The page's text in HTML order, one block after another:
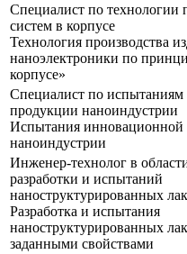
Специалист по технологии
систем в корпусе
Технология производства
наноэлектроники по
корпусе»
Специалист по
продукции наноиндустрии
Испытания инновационной
наноиндустрии
Инженер-технолог в
разработки и испытаний
наноструктурированных
Разработка и испытания
наноструктурированных
заданными свойствами